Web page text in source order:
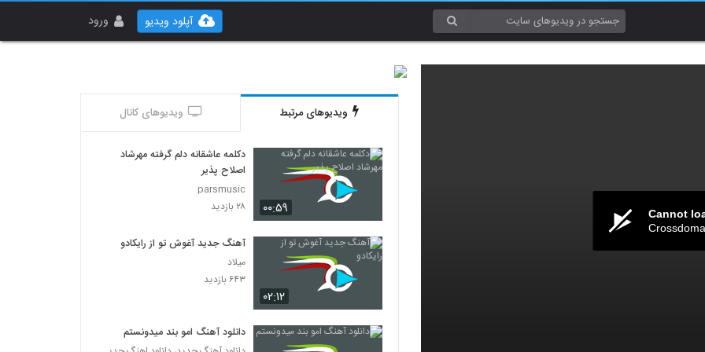
ورود آپلود ویدیو
Cannot
ویدیوهای مرتبط ویدیوهای کانال
۰۰:۵۹
دکلمه عاشقانه دلم گرفته مهرشاد
اصلاح پذیر
parsmusic
۲۸ بازدید
۰۲:۱۲
آهنگ جدید آغوش تو از رایکادو
میلاد
۶۴۳ بازدید
دانلود آهنگ امو بند میدونستم